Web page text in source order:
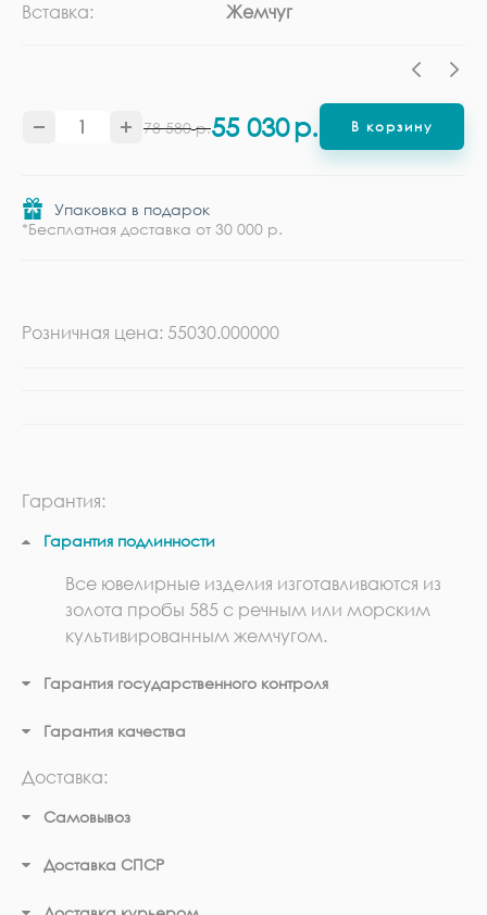
Вставка:
Жемчуг
78 580 р.55 030р. В корзину
Упаковка в подарок
*Бесплатная доставка от 30 000 р.
Розничная цена: 55030.000000
Гарантия:
Гарантия подлинности
Все ювелирные изделия изготавливаются из
золота пробы 585 с речным или морским
культивированным жемчугом.
Гарантия государственного контроля
Гарантия качества
Доставка:
Самовывоз
Доставка СПСР